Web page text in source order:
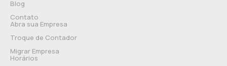
Blog
Contato
Abra sua Empresa
Troque de Contador
Migrar Empresa
Horários